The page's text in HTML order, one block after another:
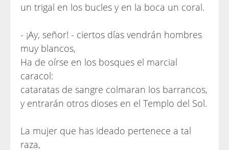
un trigal en los bucles y en la boca un coral.
- ¡Ay, señor! - ciertos días vendrán hombres
muy blancos,
Ha de oírse en los bosques el marcial
caracol:
cataratas de sangre colmaran los barrancos,
y entrarán otros dioses en el Templo del Sol.
La mujer que has ideado pertenece a tal
raza,